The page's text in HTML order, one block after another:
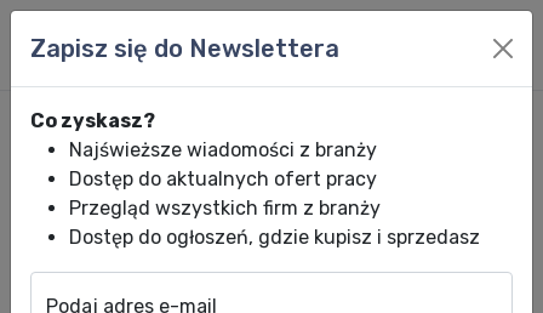
Zapisz się do Newslettera
Co zyskasz?
Najświeższe wiadomości z branży
Dostęp do aktualnych ofert pracy
Przegląd wszystkich firm z branży
Dostęp do ogłoszeń, gdzie kupisz i sprzedasz
Podaj adres e-mail